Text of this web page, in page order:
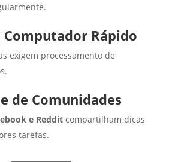
Rápido
exigem processamento de
de Comunidades
e Redditcompartilham dicas
tarefas.